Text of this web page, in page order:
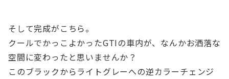
そして完成がこちら。
クールでかっこよかったGTIの車内が、なんかお洒落な
空間に変わったと思いませんか？
このブラックからライトグレーへの逆カラーチェンジ